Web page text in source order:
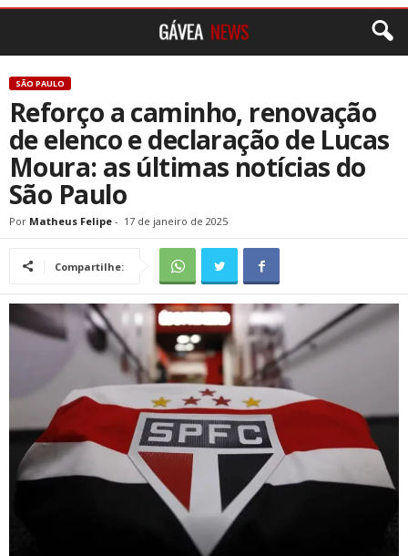
SÃO PAULO
Reforço a caminho, renovação
de elenco e declaração de Lucas
Moura: as últimas notícias do
São Paulo
Por Matheus Felipe - 17 de janeiro de 2025
Compartilhe: